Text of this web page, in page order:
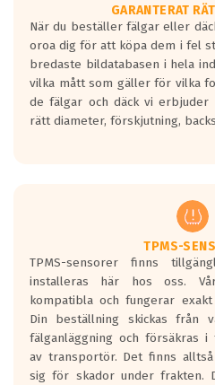
rullmotståndets ljud överträffa
motorljudet.
På däckmärkningen kommer
en symbol av ett däck med
bullernivå markeras med
medans de vita vågorna
ett tyst däck.
regelverket som introduceras år
Ett däck med två svarta vågor är
godkända för år 2016 nya
Ett däck med en svart våg
minst tre decibel tystare än det
regelverk som börjar gälla
GARANTERAT
När du beställer fälgar eller
oroa dig för att köpa dem i fel
bredaste bildatabasen i hela
vilka mått som gäller för vilka
de fälgar och däck vi
rätt diameter, förskjutning,
TPMS-
TPMS-sensorer finns
installeras här hos oss.
kompatibla och fungerar
Din beställning skickas från
fälganläggning och försäkras i
av transportör. Det finns
sig för skador under frakten.